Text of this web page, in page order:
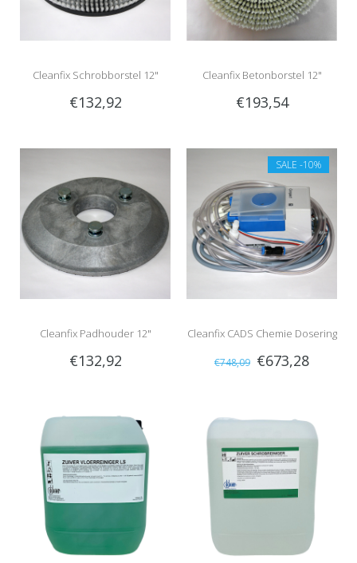
Cleanfix Schrobborstel 12"
€132,92
Cleanfix Betonborstel 12"
€193,54
Cleanfix Padhouder 12"
€132,92
SALE -10%
Cleanfix CADS Chemie Dosering
€748,09 €673,28